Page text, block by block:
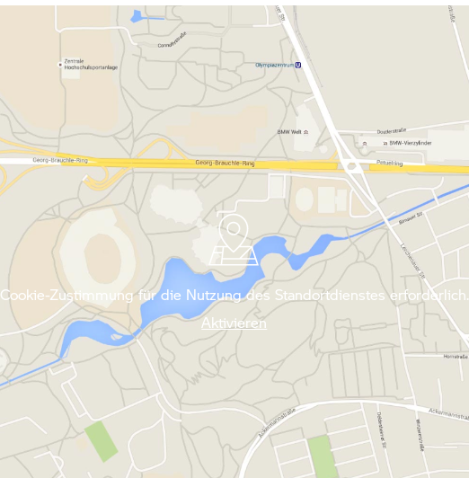
Cookie-Zustimmung für die Nutzung des Standortdienstes erforderlich.
Aktivieren